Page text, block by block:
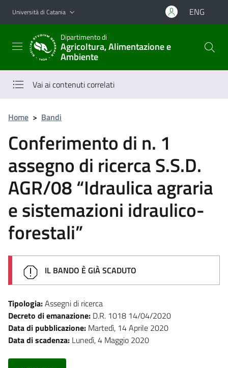
Vai al contenuto principale
Vai al menu di navigazione
Università di Catania ENG
Dipartimento di
Agricoltura, Alimentazione e
Ambiente
Vai ai contenuti correlati
Home > Bandi
Conferimento di n. 1
assegno di ricerca S.S.D.
AGR/08 “Idraulica agraria
e sistemazioni idraulico-
forestali”
IL BANDO È GIÀ SCADUTO
Tipologia:Assegni di ricerca
Decreto di emanazione: D.R. 1018 14/04/2020
Data di pubblicazione: Martedì, 14 Aprile 2020
Data di scadenza: Lunedì, 4 Maggio 2020